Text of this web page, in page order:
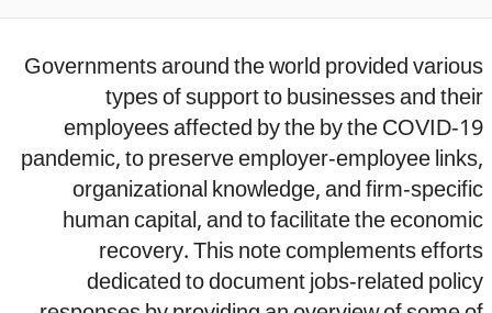
Governments around the world provided
types of support to businesses and
employees affected by the by the COVID-
pandemic, to preserve employer-employee
organizational knowledge, and firm-
human capital, and to facilitate the
recovery. This note complements
dedicated to document jobs-related